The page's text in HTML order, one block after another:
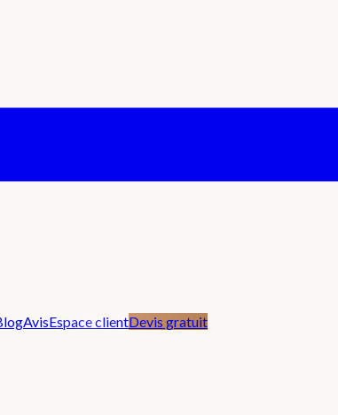
AvisEspace clientDevis gratuit